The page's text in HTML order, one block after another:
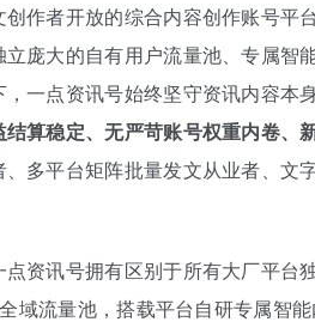
作者开放的综合内容创作账号平
庞大的自有用户流量池、专属
一点资讯号始终坚守资讯内容
算稳定、无严苛账号权重内卷、
多平台矩阵批量发文从业者、
资讯号拥有区别于所有大厂平
域流量池，搭载平台自研专属智